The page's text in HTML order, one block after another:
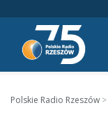
Polskie Radio Rzeszów >